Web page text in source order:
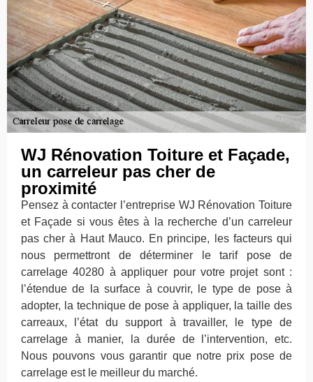
WJ Rénovation Toiture et Façade,
un carreleur pas cher de
proximité
Pensez à contacter l’entreprise WJ Rénovation Toiture
et Façade si vous êtes à la recherche d’un carreleur
pas cher à Haut Mauco. En principe, les facteurs qui
nous permettront de déterminer le tarif pose de
carrelage 40280 à appliquer pour votre projet sont :
l’étendue de la surface à couvrir, le type de pose à
adopter, la technique de pose à appliquer, la taille des
carreaux, l’état du support à travailler, le type de
carrelage à manier, la durée de l’intervention, etc.
Nous pouvons vous garantir que notre prix pose de
carrelage est le meilleur du marché.